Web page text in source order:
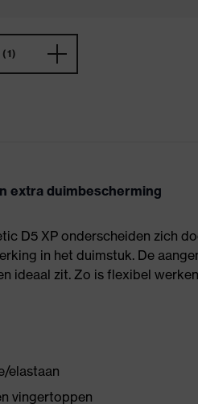
extra duimbescherming
D5 XP onderscheiden zich
in het duimstuk. De
ideaal zit. Zo is flexibel
elastaan
vingertoppen